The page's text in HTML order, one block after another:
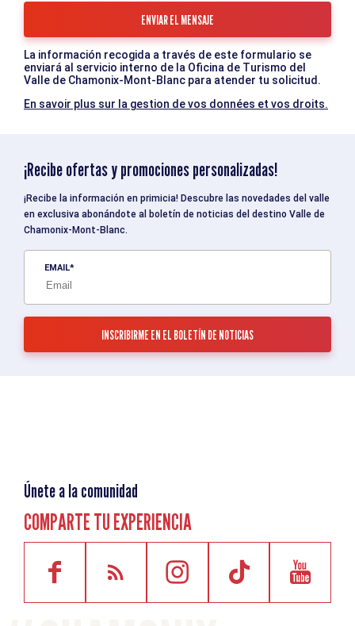
La información recogida a través de este formulario se
enviará al servicio interno de la Oficina de Turismo del
Valle de Chamonix-Mont-Blanc para atender tu solicitud.
En savoir plus sur la gestion de vos données et vos droits.
¡Recibe ofertas y promociones personalizadas!
¡Recibe la información en primicia! Descubre las novedades del valle
en exclusiva abonándote al boletín de noticias del destino Valle de
Chamonix-Mont-Blanc.
EMAIL
Únete a la comunidad
COMPARTE TU EXPERIENCIA